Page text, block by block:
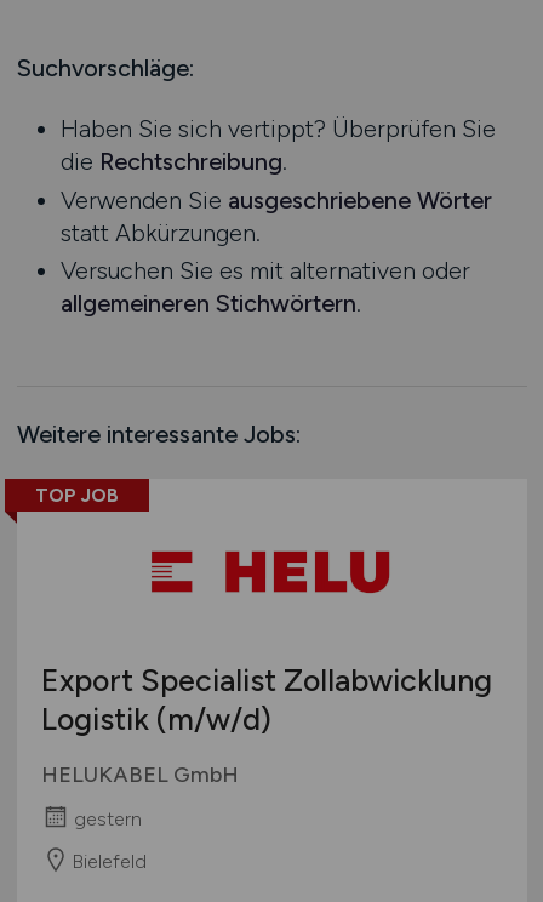
Schienen- / Straßen- / Luft- / Seefracht
Supply Chain Management
Vertrieb / Verkauf / Handel
Zoll / Behörden
Sonstige
Mecklenburg-Vorpommern
Nordrhein-Westfalen
Rheinland-Pfalz
Saarland
Sachsen
Sachsen-Anhalt
Schleswig-Holstein
Schweiz
Europa
International
Suchvorschläge:
Haben Sie sich vertippt? Überprüfen Sie
die Rechtschreibung.
Verwenden Sie ausgeschriebene Wörter
statt Abkürzungen.
Versuchen Sie es mit alternativen oder
allgemeineren Stichwörtern.
Weitere interessante Jobs:
TOP JOB
Export Specialist Zollabwicklung
Logistik (m/w/d)
HELUKABEL GmbH
gestern
Bielefeld